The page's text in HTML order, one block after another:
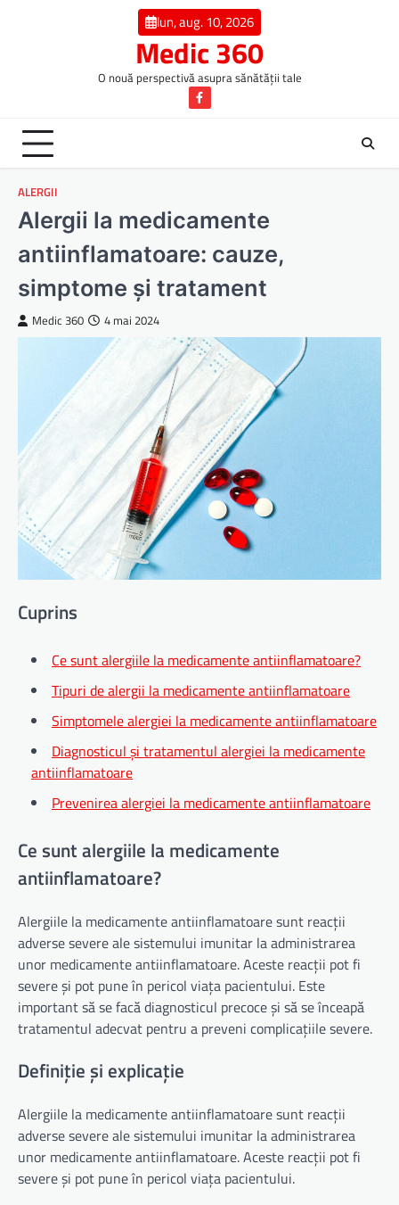
lun, aug. 10, 2026
Medic 360
O nouă perspectivă asupra sănătății tale
Facebook
ALERGII
Alergii la medicamente
antiinflamatoare: cauze,
simptome și tratament
Medic 360 4 mai 2024
Cuprins
Ce sunt alergiile la medicamente antiinflamatoare?
Tipuri de alergii la medicamente antiinflamatoare
Simptomele alergiei la medicamente antiinflamatoare
Diagnosticul și tratamentul alergiei la medicamente
antiinflamatoare
Prevenirea alergiei la medicamente antiinflamatoare
Ce sunt alergiile la medicamente
antiinflamatoare?
Alergiile la medicamente antiinflamatoare sunt reacții
adverse severe ale sistemului imunitar la administrarea
unor medicamente antiinflamatoare. Aceste reacții pot fi
severe și pot pune în pericol viața pacientului. Este
important să se facă diagnosticul precoce și să se înceapă
tratamentul adecvat pentru a preveni complicațiile severe.
Definiție și explicație
Alergiile la medicamente antiinflamatoare sunt reacții
adverse severe ale sistemului imunitar la administrarea
unor medicamente antiinflamatoare. Aceste reacții pot fi
severe și pot pune în pericol viața pacientului.